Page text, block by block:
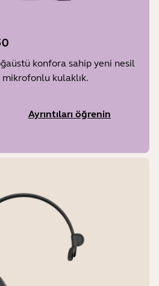
konfora sahip yeni nesil
kulaklık.
Ayrıntıları öğrenin